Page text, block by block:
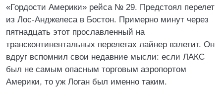
«Гордости Америки» рейса № 29. Предстоял перелет
из Лос-Анджелеса в Бостон. Примерно минут через
пятнадцать этот прославленный на
трансконтинентальных перелетах лайнер взлетит. Он
вдруг вспомнил свои недавние мысли: если ЛАКС
был не самым опасным торговым аэропортом
Америки, то уж Логан был именно таким.